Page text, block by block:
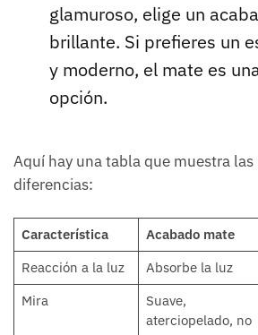
glamuroso, elige un
brillante. Si prefieres un
y moderno, el mate es
opción.
Aquí hay una tabla que muestra
diferencias:
Característica Acabado mate
Reacción a la luz
Absorbe la luz
Mira
Suave,
aterciopelado, no